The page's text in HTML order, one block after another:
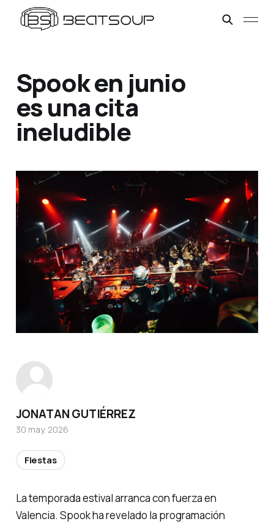
Spook en junio
es una cita
ineludible
La temporada estival arranca con fuerza en
Valencia. Spook ha revelado la programación
JONATAN GUTIÉRREZ
30 may. 2026
Fiestas